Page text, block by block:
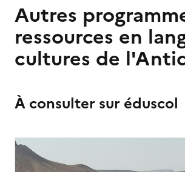
Autres
ressources en
cultures de
À consulter sur éduscol